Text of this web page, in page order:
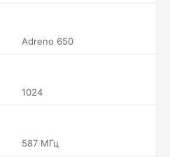
Adreno 650
1024
587 МГц